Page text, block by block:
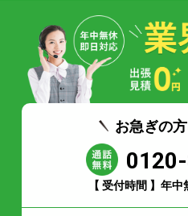
お急ぎの
【 受付時間 】年